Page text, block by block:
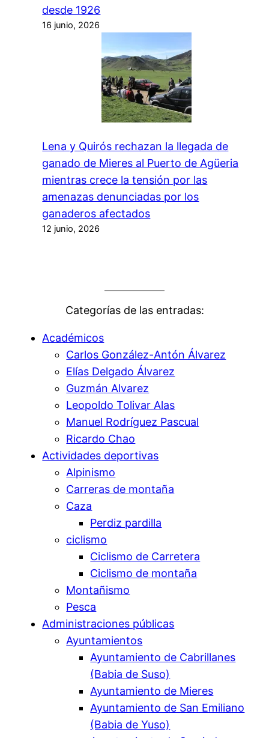
desde 1926
16 junio, 2026
Lena y Quirós rechazan la llegada de
ganado de Mieres al Puerto de Agüeria
mientras crece la tensión por las
amenazas denunciadas por los
ganaderos afectados
12 junio, 2026
Categorías de las entradas:
Académicos
Carlos González-Antón Álvarez
Elías Delgado Álvarez
Guzmán Alvarez
Leopoldo Tolivar Alas
Manuel Rodríguez Pascual
Ricardo Chao
Actividades deportivas
Alpinismo
Carreras de montaña
Caza
Perdiz pardilla
ciclismo
Ciclismo de Carretera
Ciclismo de montaña
Montañismo
Pesca
Administraciones públicas
Ayuntamientos
Ayuntamiento de Cabrillanes
(Babia de Suso)
Ayuntamiento de Mieres
Ayuntamiento de San Emiliano
(Babia de Yuso)